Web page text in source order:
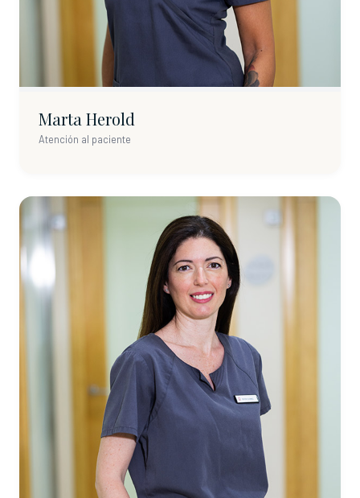
Marta Herold
Atención al paciente